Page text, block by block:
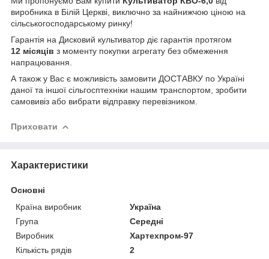
виробника в Білій Церкві, виключно за найнижчою ціною на
сільськогосподарському ринку!
Гарантія на Дисковий культиватор діє гарантія протягом
12 місяців з моменту покупки агрегату без обмеження
напрацювання.
А також у Вас є можливість замовити ДОСТАВКУ по Україні
даної та іншої сільгосптехніки нашим транспортом, зробити
самовивіз або вибрати відправку перевізником.
Приховати
Характеристики
Основні
Країна виробник
Україна
Група
Середні
Виробник
Хартехпром-97
Кількість рядів
2